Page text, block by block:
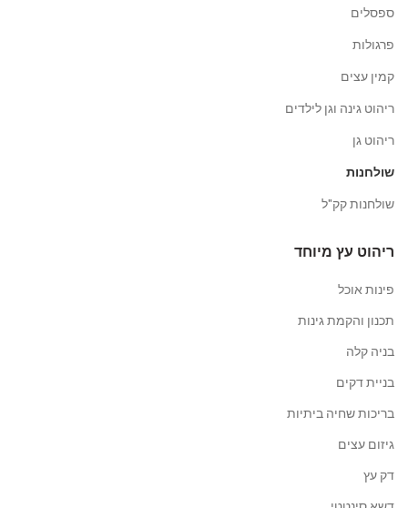
ספסלים
פרגולות
קמין עצים
ריהוט גינה וגן לילדים
ריהוט גן
שולחנות
שולחנות קק"ל
ריהוט עץ מיוחד
פינות אוכל
תכנון והקמת גינות
בניה קלה
בניית דקים
בריכות שחיה ביתיות
גיזום עצים
דק עץ